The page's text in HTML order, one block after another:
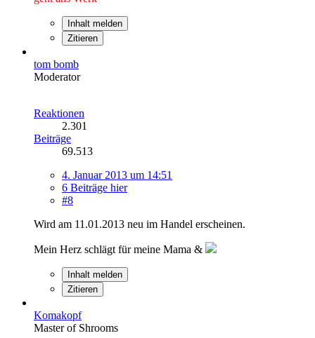
Inhalt melden
Zitieren
tom bomb
Moderator
Reaktionen
2.301
Beiträge
69.513
4. Januar 2013 um 14:51
6 Beiträge hier
#8
Wird am 11.01.2013 neu im Handel erscheinen.
Mein Herz schlägt für meine Mama &
Inhalt melden
Zitieren
Komakopf
Master of Shrooms